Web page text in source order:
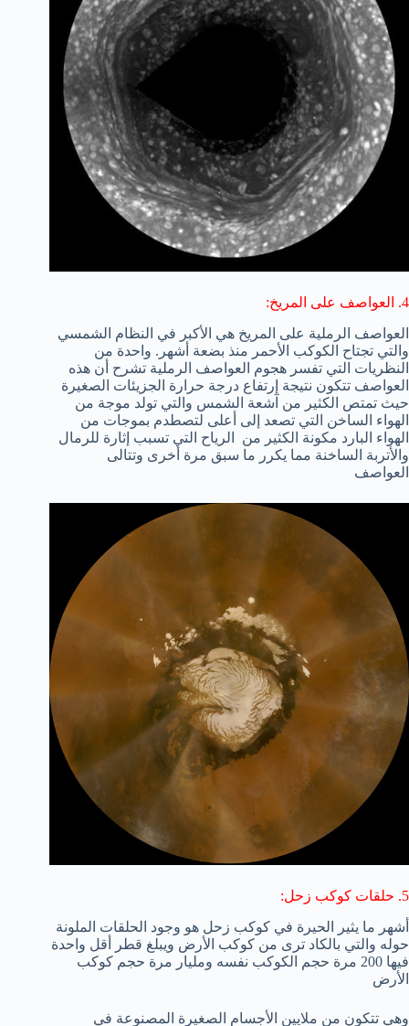
4. العواصف على المريخ:
العواصف الرملية على المريخ هي الأكبر في النظام الشمسي
والتي تجتاح الكوكب الأحمر منذ بضعة أشهر. واحدة من
النظريات التي تفسر هجوم العواصف الرملية تشرح أن هذه
العواصف تتكون نتيجة إرتفاع درجة حرارة الجزيئات الصغيرة
حيث تمتص الكثير من آشعة الشمس والتي تولد موجة من
الهواء الساخن التي تصعد إلى أعلى لتصطدم بموجات من
الهواء البارد مكونة الكثير من الرياح التي تسبب إثارة للرمال
والأتربة الساخنة مما يكرر ما سبق مرة أخرى وتتالى
العواصف
5. حلقات كوكب زحل:
أشهر ما يثير الحيرة في كوكب زحل هو وجود الحلقات الملونة
حوله والتي بالكاد ترى من كوكب الأرض ويبلغ قطر أقل واحدة
فيها 200 مرة حجم الكوكب نفسه ومليار مرة حجم كوكب
الأرض
وهي تتكون من ملايين الأجسام الصغيرة المصنوعة في